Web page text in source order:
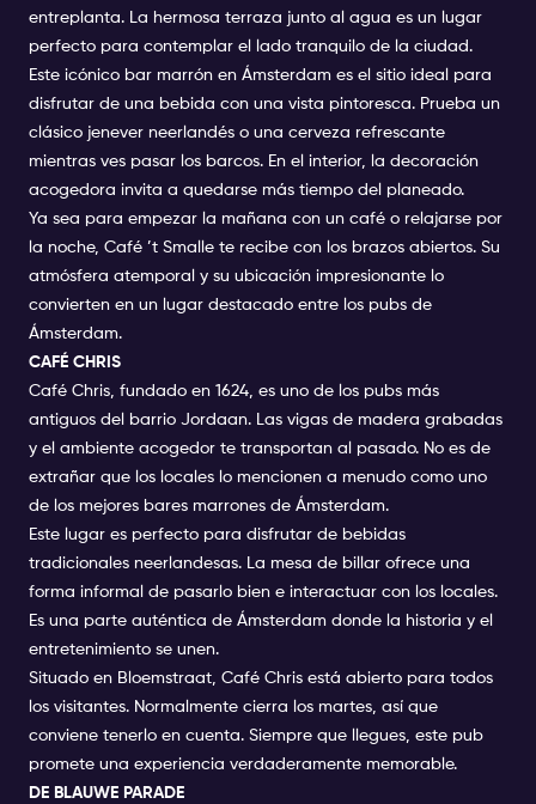
entreplanta. La hermosa terraza junto al agua es un lugar
perfecto para contemplar el lado tranquilo de la ciudad.
Este icónico bar marrón en Ámsterdam es el sitio ideal para
disfrutar de una bebida con una vista pintoresca. Prueba un
clásico jenever neerlandés o una cerveza refrescante
mientras ves pasar los barcos. En el interior, la decoración
acogedora invita a quedarse más tiempo del planeado.
Ya sea para empezar la mañana con un café o relajarse por
la noche, Café ’t Smalle te recibe con los brazos abiertos. Su
atmósfera atemporal y su ubicación impresionante lo
convierten en un lugar destacado entre los pubs de
Ámsterdam.
CAFÉ CHRIS
Café Chris, fundado en 1624, es uno de los pubs más
antiguos del barrio Jordaan. Las vigas de madera grabadas
y el ambiente acogedor te transportan al pasado. No es de
extrañar que los locales lo mencionen a menudo como uno
de los mejores bares marrones de Ámsterdam.
Este lugar es perfecto para disfrutar de bebidas
tradicionales neerlandesas. La mesa de billar ofrece una
forma informal de pasarlo bien e interactuar con los locales.
Es una parte auténtica de Ámsterdam donde la historia y el
entretenimiento se unen.
Situado en Bloemstraat, Café Chris está abierto para todos
los visitantes. Normalmente cierra los martes, así que
conviene tenerlo en cuenta. Siempre que llegues, este pub
promete una experiencia verdaderamente memorable.
DE BLAUWE PARADE